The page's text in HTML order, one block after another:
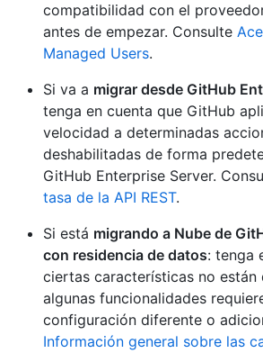
compatibilidad con el
antes de empezar. Consulte
Managed Users.
Si va a migrar desde GitHub
tenga en cuenta que GitHub
velocidad a determinadas
deshabilitadas de forma
GitHub Enterprise Server.
tasa de la API REST.
Si está migrando a Nube de
con residencia de datos: tenga
ciertas características no están
algunas funcionalidades
configuración diferente o
Información general sobre las